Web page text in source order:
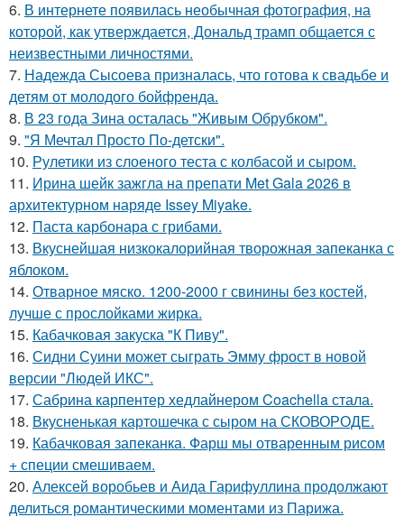
6. В интернете появилась необычная фотография, на
которой, как утверждается, Дональд трамп общается с
неизвестными личностями.
7. Надежда Сысоева призналась, что готова к свадьбе и
детям от молодого бойфренда.
8. В 23 года Зина осталась "Живым Обрубком".
9. "Я Мечтал Просто По-детски".
10. Рулетики из слоеного теста с колбасой и сыром.
11. Ирина шейк зажгла на препати Met Gala 2026 в
архитектурном наряде Issey Miyake.
12. Паста карбонара с грибами.
13. Вкуснейшая низкокалорийная творожная запеканка с
яблоком.
14. Отварное мяско. 1200-2000 г свинины без костей,
лучше с прослойками жирка.
15. Кабачковая закуска "К Пиву".
16. Сидни Суини может сыграть Эмму фрост в новой
версии "Людей ИКС".
17. Сабрина карпентер хедлайнером Coachella стала.
18. Вкусненькая картошечка с сыром на СКОВОРОДЕ.
19. Кабачковая запеканка. Фарш мы отваренным рисом
+ специи смешиваем.
20. Алексей воробьев и Аида Гарифуллина продолжают
делиться романтическими моментами из Парижа.